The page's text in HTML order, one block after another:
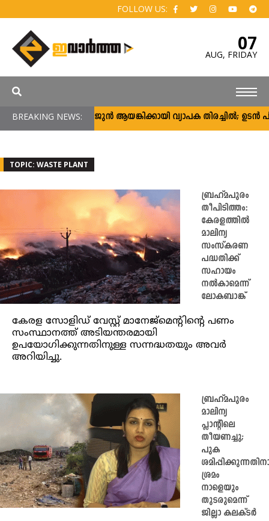
FOLLOW US:
07
AUG, FRIDAY
BREAKING NEWS:അർജുൻ ആയങ്കിക്കായി വ്യാപക തിരച്ചിൽ; ഉടൻ
TOPIC: WASTE PLANT
ബ്രഹ്മപുരം
തീപിടിത്തം:
കേരളത്തിൽ
മാലിന്യ
സംസ്കരണ
പദ്ധതിക്ക്
സഹായം
നൽകാമെന്ന്
ലോകബാങ്ക്
കേരള സോളിഡ് വേസ്റ്റ് മാനേജ്‌മെന്റിന്റെ പണം
സംസ്ഥാനത്ത് അടിയന്തരമായി
ഉപയോഗിക്കുന്നതിനുള്ള സന്നദ്ധതയും അവർ
അറിയിച്ചു.
ബ്രഹ്മപുരം
മാലിന്യ
പ്ലാന്റിലെ
തീയണച്ചു;
പുക
ശ്രമം
നാളെയും
തുടരുമെന്ന്
ജില്ലാ കലക്ടര്‍